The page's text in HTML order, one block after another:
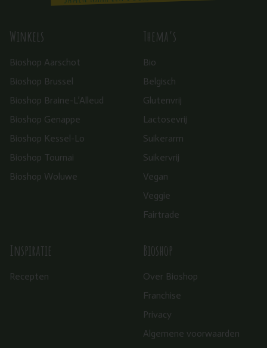
Winkels
Bioshop Aarschot
Bioshop Brussel
Bioshop Braine-L’Alleud
Bioshop Genappe
Bioshop Kessel-Lo
Bioshop Tournai
Bioshop Woluwe
Thema’s
Bio
Belgisch
Glutenvrij
Lactosevrij
Suikerarm
Suikervrij
Vegan
Veggie
Fairtrade
Inspiratie
Recepten
Bioshop
Over Bioshop
Franchise
Privacy
Algemene voorwaarden